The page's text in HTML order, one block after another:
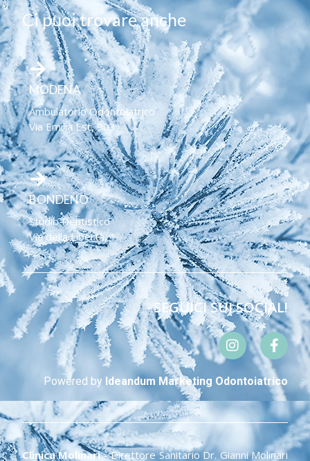
Ci puoi trovare anche
MODENA
Ambulatorio Odontoiatrico
Via Emilia Est, 903
BONDENO
Studio Dentistico
Via della Libertà, 1​
SEGUICI SUI SOCIAL!
Powered by Ideandum Marketing Odontoiatrico
Clinica Molinari- Direttore Sanitario Dr. Gianni Molinari